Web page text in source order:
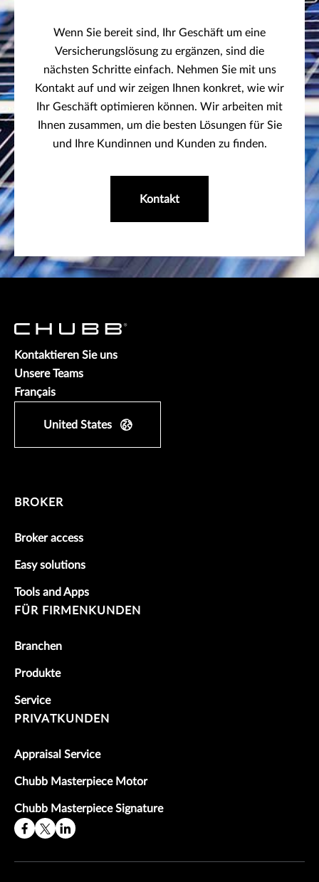
Wenn Sie bereit sind, Ihr Geschäft um eine
Versicherungslösung zu ergänzen, sind die
nächsten Schritte einfach. Nehmen Sie mit uns
Kontakt auf und wir zeigen Ihnen konkret, wie wir
Ihr Geschäft optimieren können. Wir arbeiten mit
Ihnen zusammen, um die besten Lösungen für Sie
und Ihre Kundinnen und Kunden zu finden.
Kontakt
Kontaktieren Sie uns
Unsere Teams
Français
United States
BROKER
Broker access
Easy solutions
Tools and Apps
FÜR FIRMENKUNDEN
Branchen
Produkte
Service
PRIVATKUNDEN
Appraisal Service
Chubb Masterpiece Motor
Chubb Masterpiece Signature